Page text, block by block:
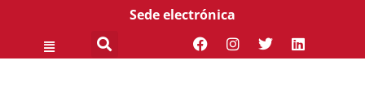
Sede electrónica